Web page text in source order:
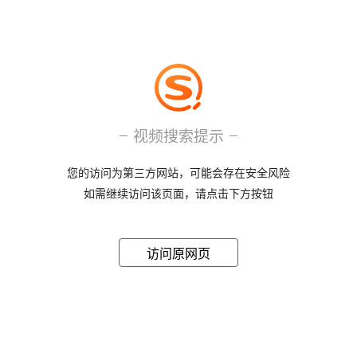
视频搜索提示
您的访问为第三方网站，可能会存在安全风险
如需继续访问该页面，请点击下方按钮
访问原网页